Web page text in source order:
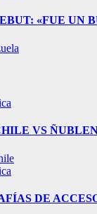
«FUE UN
VS
DE